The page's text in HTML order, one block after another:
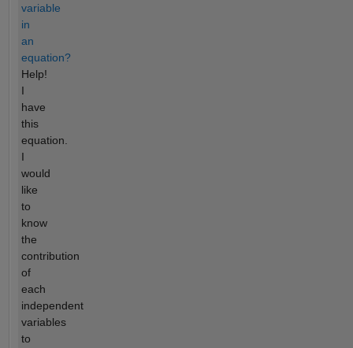
variable
in
an
equation?
Help!
I
have
this
equation.
I
would
like
to
know
the
contribution
of
each
independent
variables
to